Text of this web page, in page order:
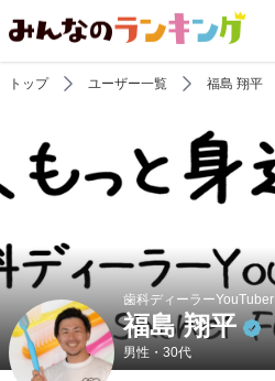
トップ ユーザー一覧 福島 翔平
歯科ディーラーYouTuber
福島 翔平
男性・30代